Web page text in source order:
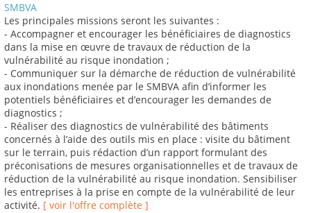
SMBVA
Les principales missions seront les suivantes :
- Accompagner et encourager les bénéficiaires de diagnostics
dans la mise en œuvre de travaux de réduction de la
vulnérabilité au risque inondation ;
- Communiquer sur la démarche de réduction de vulnérabilité
aux inondations menée par le SMBVA afin d’informer les
potentiels bénéficiaires et d’encourager les demandes de
diagnostics ;
- Réaliser des diagnostics de vulnérabilité des bâtiments
concernés à l’aide des outils mis en place : visite du bâtiment
sur le terrain, puis rédaction d’un rapport formulant des
préconisations de mesures organisationnelles et de travaux de
réduction de la vulnérabilité au risque inondation. Sensibiliser
les entreprises à la prise en compte de la vulnérabilité de leur
activité. [ voir l'offre complète ]